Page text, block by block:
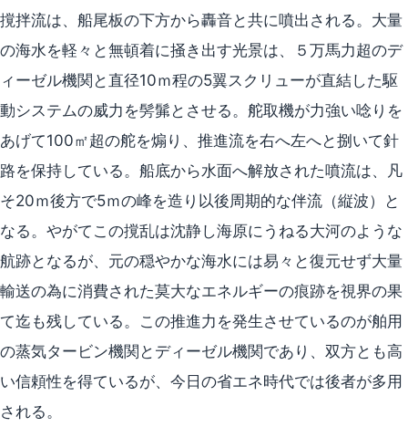
撹拌流は、船尾板の下方から轟音と共に噴出される。大量
の海水を軽々と無頓着に掻き出す光景は、５万馬力超のデ
ィーゼル機関と直径10ｍ程の5翼スクリューが直結した駆
動システムの威力を髣髴とさせる。舵取機が力強い唸りを
あげて100㎡超の舵を煽り、推進流を右へ左へと捌いて針
路を保持している。船底から水面へ解放された噴流は、凡
そ20ｍ後方で5ｍの峰を造り以後周期的な伴流（縦波）と
なる。やがてこの撹乱は沈静し海原にうねる大河のような
航跡となるが、元の穏やかな海水には易々と復元せず大量
輸送の為に消費された莫大なエネルギーの痕跡を視界の果
て迄も残している。この推進力を発生させているのが舶用
の蒸気タービン機関とディーゼル機関であり、双方とも高
い信頼性を得ているが、今日の省エネ時代では後者が多用
される。